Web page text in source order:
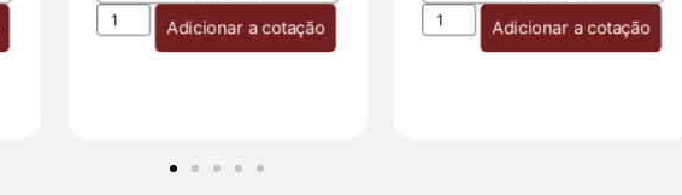
Adicionar a cotação Adicionar a cotação